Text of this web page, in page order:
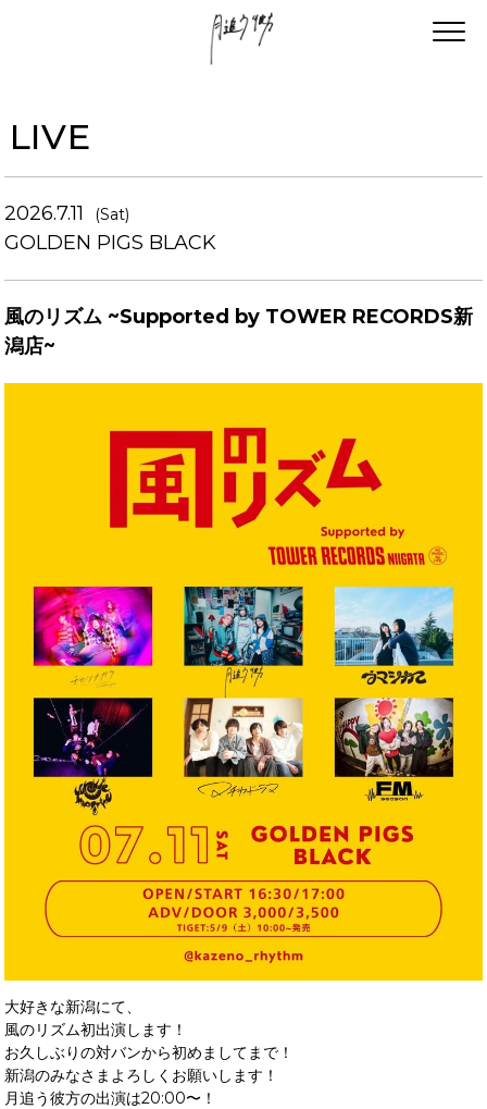
LIVE
2026.7.11 (Sat)
GOLDEN PIGS BLACK
風のリズム ~Supported by TOWER RECORDS新
潟店~
大好きな新潟にて、
風のリズム初出演します！
お久しぶりの対バンから初めましてまで！
新潟のみなさまよろしくお願いします！
月追う彼方の出演は20:00〜！